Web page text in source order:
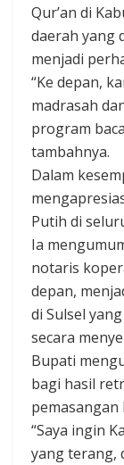
Qur’an di
daerah yang
menjadi
“Ke depan,
madrasah
program
tambahnya.
Dalam
Putih di
Ia
notaris
depan,
di Sulsel
secara
Bupati
bagi hasil
pemasangan
“Saya ingin
yang terang,